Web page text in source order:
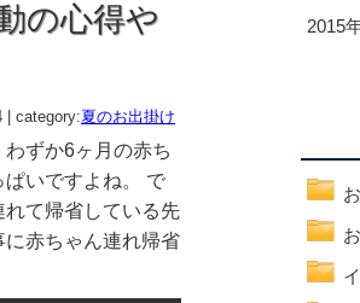
の心得や
| category:夏のお出掛け
ずか6ヶ月の赤ち
いですよね。 で
て帰省している先
赤ちゃん連れ帰省
2015